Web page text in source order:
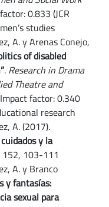
0.833 (JCR
studies
A. y Arenas Conejo,
of disabled
. Research in Drama
Theatre and
factor: 0.340
research
A. (2017).
y la
152, 103-111
A. y Branco
y fantasías:
sexual para